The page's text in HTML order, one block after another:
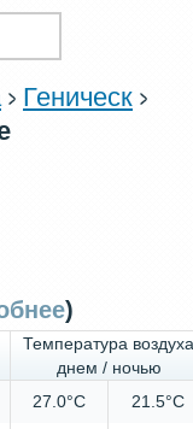
Геническ
)
Температура воздуха
днем / ночью
27.0°C 21.5°C